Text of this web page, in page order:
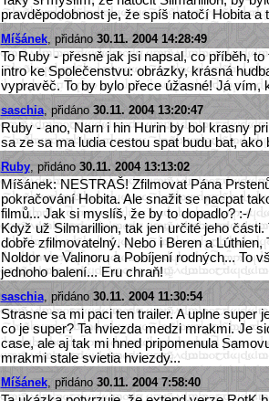
pravděpodobnost je, že spíš natočí Hobita a
Míšánek, přidáno 30.11. 2004 14:28:49
To Ruby - přesně jak jsi napsal, co příběh,
intro ke Společenstvu: obrázky, krásná
vypravěč. To by bylo přece úžasné! Já vím,
saschia, přidáno 30.11. 2004 13:20:47
Ruby - ano, Narn i hin Hurin by bol krasny
sa ze sa ma ludia cestou spat budu bat, ako
Ruby, přidáno 30.11. 2004 13:13:02
Míšánek: NESTRAŠ! Zfilmovat Pána
pokračování Hobita. Ale snažit se nacpat
filmů... Jak si myslíš, že by to dopadlo? :-/
Když už Silmarillion, tak jen určité jeho
dobře zfilmovatelný. Nebo i Beren a
Noldor ve Valinoru a Pobíjení rodných... To
jednoho balení... Eru chraň!
saschia, přidáno 30.11. 2004 11:30:54
Strasne sa mi paci ten trailer. A uplne super
co je super? Ta hviezda medzi mrakmi. Je
case, ale aj tak mi hned pripomenula
mrakmi stale svietia hviezdy...
Míšánek, přidáno 30.11. 2004 7:58:40